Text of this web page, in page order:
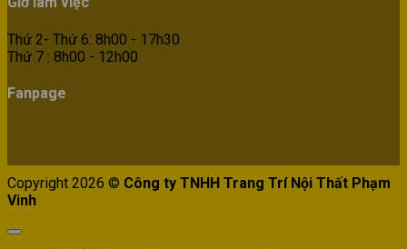
Thứ 2- Thứ 6: 8h00 - 17h30
Thứ 7 : 8h00 - 12h00
Fanpage
Copyright 2026 © Công ty TNHH Trang Trí Nội Thất Phạm
Vinh